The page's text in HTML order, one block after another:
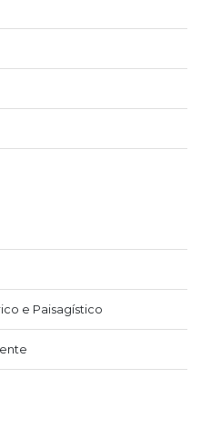
e Paisagístico